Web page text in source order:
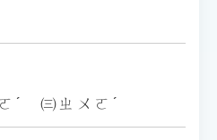
ˊ ㈢ㄓㄨㄛˊ